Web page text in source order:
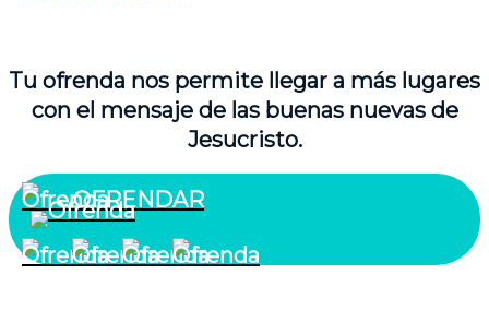
Tu ofrenda nos permite llegar a más lugares
con el mensaje de las buenas nuevas de
Jesucristo.
OFRENDAR